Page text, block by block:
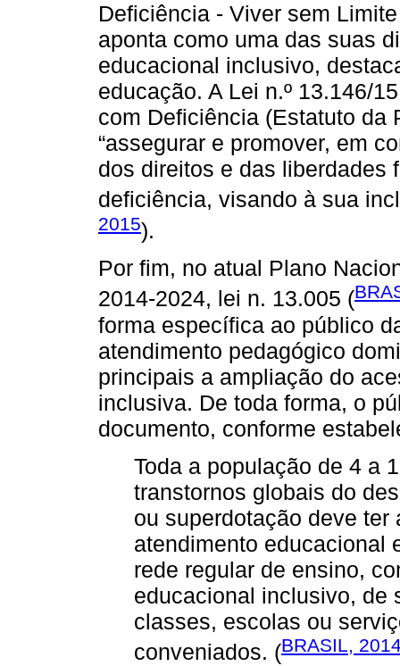
Deficiência - Viver sem
aponta como uma das suas
educacional inclusivo,
educação. A Lei n.º 13.146/
com Deficiência (Estatuto da
“assegurar e promover, em
dos direitos e das liberdades
deficiência, visando à sua
2015).
Por fim, no atual Plano
2014-2024, lei n. 13.005 (
forma específica ao público
atendimento pedagógico
principais a ampliação do
inclusiva. De toda forma, o
documento, conforme
Toda a população de 4 a
transtornos globais do
ou superdotação deve
atendimento educacional
rede regular de ensino,
educacional inclusivo, de
classes, escolas ou
conveniados. (BRASIL,